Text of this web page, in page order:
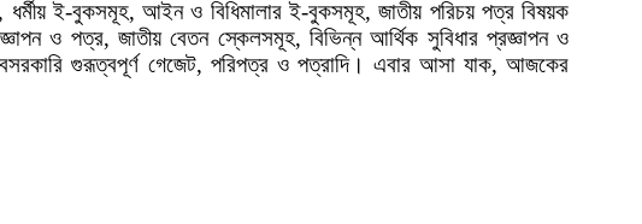
ই-বুকসমূহ, আইন ও বিধিমালার ই-বুকসমূহ, জাতীয় পরিচয় পত্র বিষয়ক
ও পত্র, জাতীয় বেতন স্কেলসমূহ, বিভিন্ন আর্থিক সুবিধার প্রজ্ঞাপন ও
গুরূত্বপূর্ণ গেজেট, পরিপত্র ও পত্রাদি। এবার আসা যাক, আজকের